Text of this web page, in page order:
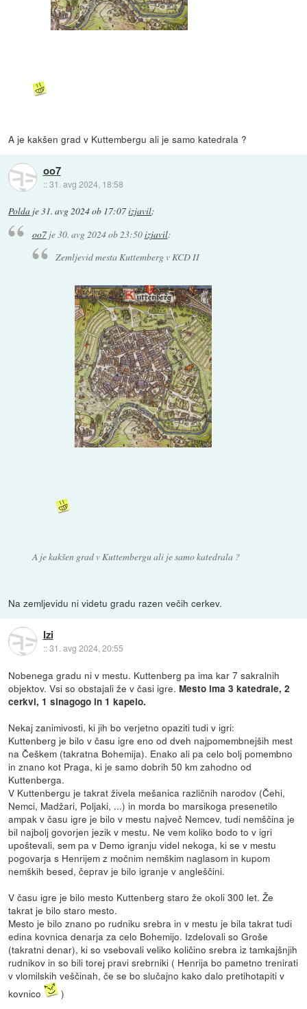
A je kakšen grad v Kuttembergu ali je samo katedrala ?
oo7
::31. avg 2024, 18:58
Polda je31. avg 2024 ob 17:07izjavil:
oo7je30. avg 2024 ob 23:50izjavil:
Zemljevid mesta Kuttemberg v KCD II
A je kakšen grad v Kuttembergu ali je samo katedrala ?
Na zemljevidu ni videtu gradu razen večih cerkev.
Izi
::31. avg 2024, 20:55
Nobenega gradu ni v mestu. Kuttenberg pa ima kar 7 sakralnih
objektov. Vsi so obstajali že v časi igre. Mesto ima 3 katedrale, 2
cerkvi, 1 sinagogo in 1 kapelo.
Nekaj zanimivosti, ki jih bo verjetno opaziti tudi v igri:
Kuttenberg je bilo v času igre eno od dveh najpomembnejših mest
na Češkem (takratna Bohemija). Enako ali pa celo bolj pomembno
in znano kot Praga, ki je samo dobrih 50 km zahodno od
Kuttenberga.
V Kuttenbergu je takrat živela mešanica različnih narodov (Čehi,
Nemci, Madžari, Poljaki, ...) in morda bo marsikoga presenetilo
ampak v času igre je bilo v mestu največ Nemcev, tudi nemščina je
bil najbolj govorjen jezik v mestu. Ne vem koliko bodo to v igri
upoštevali, sem pa v Demo igranju videl nekoga, ki se v mestu
pogovarja s Henrijem z močnim nemškim naglasom in kupom
nemških besed, čeprav je bilo igranje v angleščini.
V času igre je bilo mesto Kuttenberg staro že okoli 300 let. Že
takrat je bilo staro mesto.
Mesto je bilo znano po rudniku srebra in v mestu je bila takrat tudi
edina kovnica denarja za celo Bohemijo. Izdelovali so Groše
(takratni denar), ki so vsebovali veliko količino srebra iz tamkajšnjih
rudnikov in so bili torej pravi srebrniki ( Henrija bo pametno trenirati
v vlomilskih veščinah, če se bo slučajno kako dalo pretihotapiti v
kovnico
)